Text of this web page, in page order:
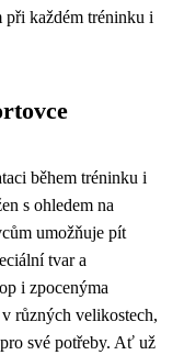
při každém tréninku i
během tréninku i
s ohledem na
umožňuje pít
tvar a
i zpocenýma
různých velikostech,
své potřeby. Ať už